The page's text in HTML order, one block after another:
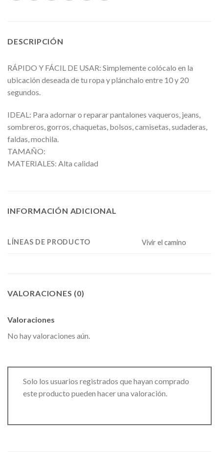
DESCRIPCIÓN
RÁPIDO Y FÁCIL DE USAR: Simplemente colócalo en la
ubicación deseada de tu ropa y plánchalo entre 10 y 20
segundos.
IDEAL: Para adornar o reparar pantalones vaqueros, jeans,
sombreros, gorros, chaquetas, bolsos, camisetas, sudaderas,
faldas, mochila.
TAMAÑO:
MATERIALES: Alta calidad
INFORMACIÓN ADICIONAL
LÍNEAS DE PRODUCTO Vivir el camino
VALORACIONES (0)
Valoraciones
No hay valoraciones aún.
Solo los usuarios registrados que hayan comprado
este producto pueden hacer una valoración.